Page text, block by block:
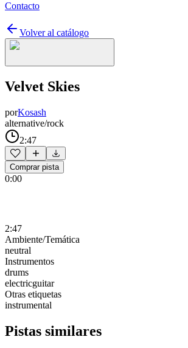
Contacto
Volver al catálogo
Velvet Skies
porKosash
alternative/rock
2:47
Comprar pista
0:00
2:47
Ambiente/Temática
neutral
Instrumentos
drums
electricguitar
Otras etiquetas
instrumental
Pistas similares